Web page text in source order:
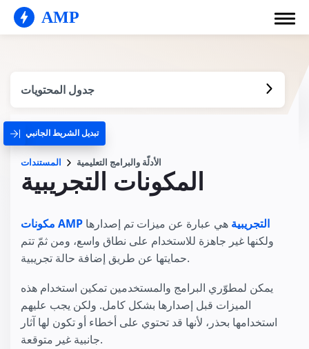
AMP
جدول المحتويات
تبديل الشريط الجانبي
المستندات الأدلّة والبرامج التعليمية
المكونات التجريبية
مكونات AMP التجريبية هي عبارة عن ميزات تم إصدارها
ولكنها غير جاهزة للاستخدام على نطاق واسع، ومن ثمّ تتم
حمايتها عن طريق إضافة حالة تجريبية.
يمكن لمطوّري البرامج والمستخدمين تمكين استخدام هذه
الميزات قبل إصدارها بشكل كامل. ولكن يجب عليهم
استخدامها بحذر، لأنها قد تحتوي على أخطاء أو تكون لها آثار
جانبية غير متوقعة.